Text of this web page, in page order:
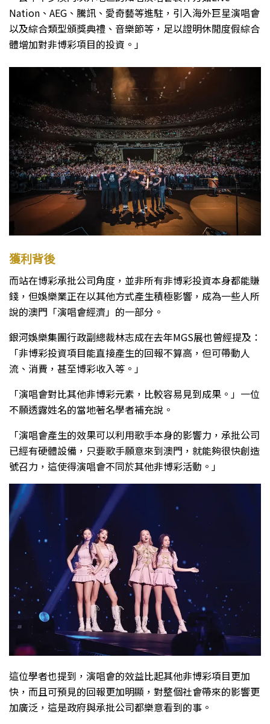
Nation、AEG、騰訊、愛奇藝等進駐，引入海外巨星演唱會
以及綜合類型頒獎典禮、音樂節等，足以證明休閒度假綜合
體增加對非博彩項目的投資。」
獲利背後
而站在博彩承批公司角度，並非所有非博彩投資本身都能賺
錢，但娛樂業正在以其他方式產生積極影響，成為一些人所
說的澳門「演唱會經濟」的一部分。
銀河娛樂集團行政副總裁林志成在去年MGS展也曾經提及：
「非博彩投資項目能直接產生的回報不算高，但可帶動人
流、消費，甚至博彩收入等。」
「演唱會對比其他非博彩元素，比較容易見到成果。」一位
不願透露姓名的當地著名學者補充說。
「演唱會產生的效果可以利用歌手本身的影響力，承批公司
已經有硬體設備，只要歌手願意來到澳門，就能夠很快創造
號召力，這使得演唱會不同於其他非博彩活動。」
這位學者也提到，演唱會的效益比起其他非博彩項目更加
快，而且可預見的回報更加明顯，對整個社會帶來的影響更
加廣泛，這是政府與承批公司都樂意看到的事。